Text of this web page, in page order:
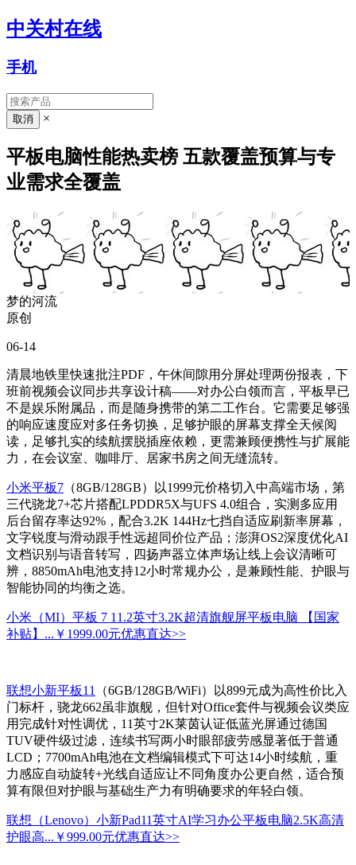
中关村在线
手机
×
平板电脑性能热卖榜 五款覆盖预算与专
业需求全覆盖
梦的河流
原创
06-14
清晨地铁里快速批注PDF，午休间隙用分屏处理两份报表，下
班前视频会议同步共享设计稿——对办公白领而言，平板早已
不是娱乐附属品，而是随身携带的第二工作台。它需要足够强
的响应速度应对多任务切换，足够护眼的屏幕支撑全天候阅
读，足够扎实的续航摆脱插座依赖，更需兼顾便携性与扩展能
力，在会议室、咖啡厅、居家书房之间无缝流转。
小米平板7 （8GB/128GB）以1999元价格切入中高端市场，第
三代骁龙7+芯片搭配LPDDR5X与UFS 4.0组合，实测多应用
后台留存率达92%，配合3.2K 144Hz七挡自适应刷新率屏幕，
文字锐度与滑动跟手性远超同价位产品；澎湃OS2深度优化AI
文档识别与语音转写，四扬声器立体声场让线上会议清晰可
辨，8850mAh电池支持12小时常规办公，是兼顾性能、护眼与
智能协同的均衡之选。
小米（MI）平板 7 11.2英寸3.2K超清旗舰屏平板电脑 【国家
补贴】... ￥1999.00元优惠直达>>
联想小新平板11
（6GB/128GB/WiFi）以899元成为高性价比入
门标杆，骁龙662虽非旗舰，但针对Office套件与视频会议类应
用完成针对性调优，11英寸2K莱茵认证低蓝光屏通过德国
TUV硬件级过滤，连续书写两小时眼部疲劳感显著低于普通
LCD；7700mAh电池在文档编辑模式下可达14小时续航，重
力感应自动旋转+光线自适应让不同角度办公更自然，适合预
算有限但对护眼与基础生产力有明确要求的年轻白领。
联想（Lenovo）小新Pad11英寸AI学习办公平板电脑2.5K高清
护眼高... ￥999.00元优惠直达>>